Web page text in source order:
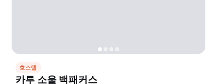
호스텔
카루 소울 백패커스